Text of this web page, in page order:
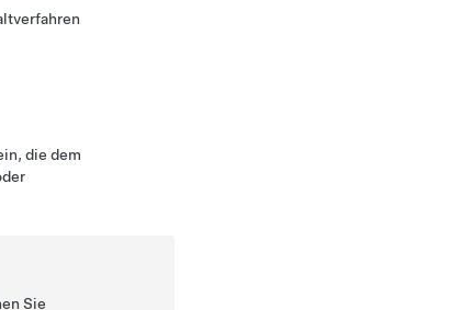
die dem
Sie